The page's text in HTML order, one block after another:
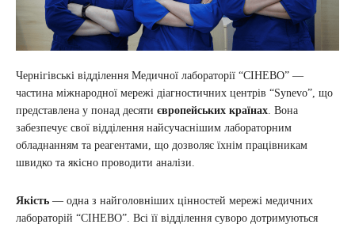
Чернігівські відділення Медичної лабораторії “СІНЕВО” —
частина міжнародної мережі діагностичних центрів “Synevo”, що
представлена у понад десяти європейських країнах . Вона
забезпечує свої відділення найсучаснішим лабораторним
обладнанням та реагентами, що дозволяє їхнім працівникам
швидко та якісно проводити аналізи.
Якість — одна з найголовніших цінностей мережі медичних
лабораторій “СІНЕВО”. Всі її відділення суворо дотримуються